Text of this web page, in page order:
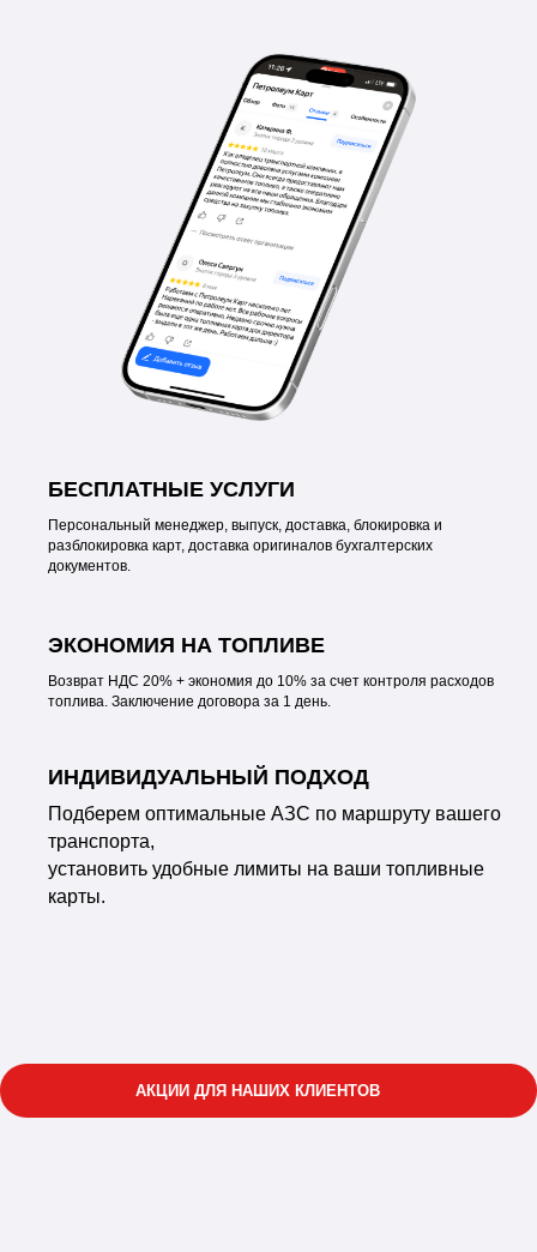
БЕСПЛАТНЫЕ УСЛУГИ
Персональный менеджер, выпуск, доставка, блокировка и
разблокировка карт, доставка оригиналов бухгалтерских
документов.
ЭКОНОМИЯ НА ТОПЛИВЕ
Возврат НДС 20% + экономия до 10% за счет контроля расходов
топлива. Заключение договора за 1 день.
ИНДИВИДУАЛЬНЫЙ ПОДХОД
Подберем оптимальные АЗС по маршруту вашего
транспорта,
установить удобные лимиты на ваши топливные
карты.
АКЦИИ ДЛЯ НАШИХ КЛИЕНТОВ